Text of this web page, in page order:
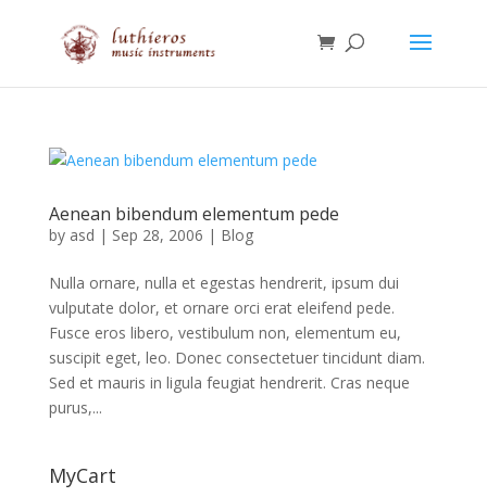
Aenean bibendum elementum pede
by asd | Sep 28, 2006 | Blog
Nulla ornare, nulla et egestas hendrerit, ipsum dui
vulputate dolor, et ornare orci erat eleifend pede.
Fusce eros libero, vestibulum non, elementum eu,
suscipit eget, leo. Donec consectetuer tincidunt diam.
Sed et mauris in ligula feugiat hendrerit. Cras neque
purus,...
MyCart